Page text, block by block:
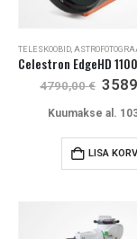
TELESKOOBID
4790,00€
oli:
Kuumakse al.
LISA KORVI